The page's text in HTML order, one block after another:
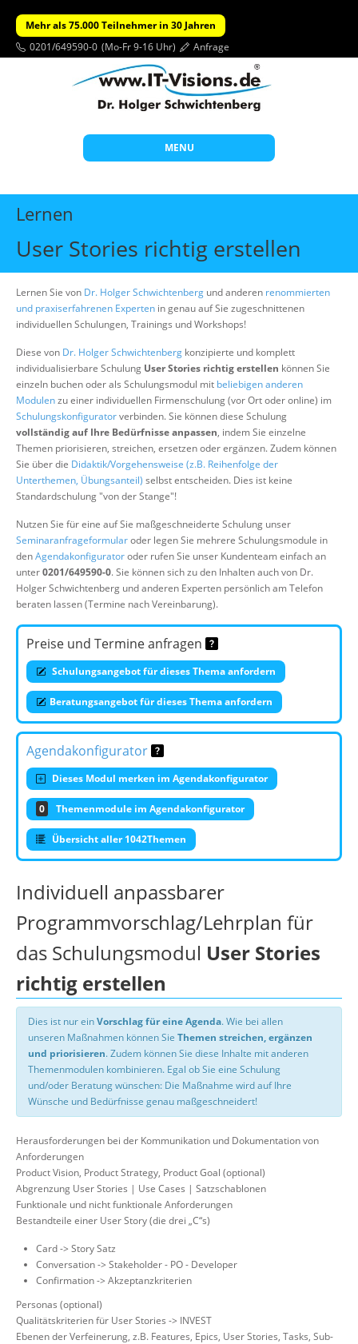
Mehr als 75.000 Teilnehmer in 30 Jahren
0201/649590-0 (Mo-Fr 9-16 Uhr) Anfrage
MENU
Start
Beratung
Offene Seminare
Über uns
Suche
Lernen
User Stories richtig erstellen
Lernen Sie von Dr. Holger Schwichtenberg und anderen renommierten
und praxiserfahrenen Experten in genau auf Sie zugeschnittenen
individuellen Schulungen, Trainings und Workshops!
Diese von Dr. Holger Schwichtenberg konzipierte und komplett
individualisierbare Schulung User Stories richtig erstellen können Sie
einzeln buchen oder als Schulungsmodul mit beliebigen anderen
Modulenzu einer individuellen Firmenschulung (vor Ort oder online) im
Schulungskonfiguratorverbinden. Sie können diese Schulung
vollständig auf Ihre Bedürfnisse anpassen, indem Sie einzelne
Themen priorisieren, streichen, ersetzen oder ergänzen. Zudem können
Sie über die Didaktik/Vorgehensweise (z.B. Reihenfolge der
Unterthemen, Übungsanteil) selbst entscheiden. Dies ist keine
Standardschulung "von der Stange"!
Nutzen Sie für eine auf Sie maßgeschneiderte Schulung unser
Seminaranfrageformularoder legen Sie mehrere Schulungsmodule in
denAgendakonfiguratoroder rufen Sie unser Kundenteam einfach an
unter0201/649590-0. Sie können sich zu den Inhalten auch von Dr.
Holger Schwichtenberg und anderen Experten persönlich am Telefon
beraten lassen (Termine nach Vereinbarung).
Preise und Termine anfragen
Schulungsangebot für dieses Thema anfordern
Beratungsangebot für dieses Thema anfordern
Agendakonfigurator
Dieses Modul merken im Agendakonfigurator
0 Themenmodule im Agendakonfigurator
Übersicht aller 1042Themen
Individuell anpassbarer
Programmvorschlag/Lehrplan für
das Schulungsmodul User Stories
richtig erstellen
Dies ist nur einVorschlag für eine Agenda. Wie bei allen
unseren Maßnahmen können Sie Themen streichen, ergänzen
und priorisieren. Zudem können Sie diese Inhalte mit anderen
Themenmodulen kombinieren. Egal ob Sie eine Schulung
und/oder Beratung wünschen: Die Maßnahme wird auf Ihre
Wünsche und Bedürfnisse genau maßgeschneidert!
Herausforderungen bei der Kommunikation und Dokumentation von
Anforderungen
Product Vision, Product Strategy, Product Goal (optional)
Abgrenzung User Stories | Use Cases | Satzschablonen
Funktionale und nicht funktionale Anforderungen
Bestandteile einer User Story (die drei „C“s)
Card -> Story Satz
Conversation -> Stakeholder - PO - Developer
Confirmation -> Akzeptanzkriterien
Personas (optional)
Qualitätskriterien für User Stories -> INVEST
Ebenen der Verfeinerung, z.B. Features, Epics, User Stories, Tasks, Sub-